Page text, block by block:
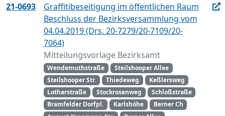
21-0693
Graffitibeseitigung im öffentlichen Raum
Beschluss der Bezirksversammlung vom
04.04.2019 (Drs. 20-7279/20-7109/20-
7064)
Mitteilungsvorlage Bezirksamt
Wendemuthstraße
Steilshooper Allee
Steilshooper Str.
Thiedeweg
Keßlersweg
Lotharstraße
Stockrosenweg
Schloßstraße
Bramfelder Dorfpl.
Karlshöhe
Berner Ch